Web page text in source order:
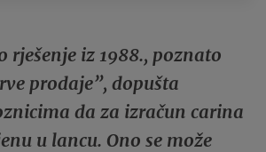
rješenje iz 1988., poznato
prodaje”, dopušta
da za izračun carina
u lancu. Ono se može